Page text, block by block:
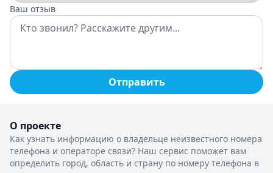
Ваш отзыв
Отправить
О проекте
Как узнать информацию о владельце неизвестного номера
телефона и операторе связи? Наш сервис поможет вам
определить город, область и страну по номеру телефона в